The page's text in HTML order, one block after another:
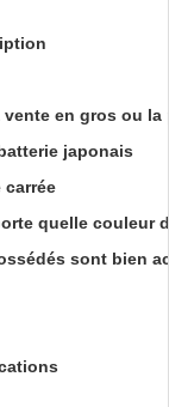
en gros ou la
japonais
carrée
quelle couleur
sont bien